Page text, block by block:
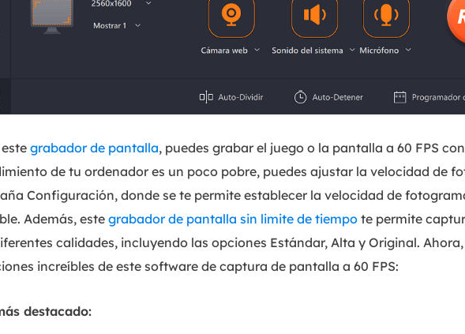
grabador de pantalla, puedes grabar el juego o la pantalla a 60 FPS
de tu ordenador es un poco pobre, puedes ajustar la velocidad de
Configuración, donde se te permite establecer la velocidad de
Además, este grabador de pantalla sin limite de tiempo te permite
calidades, incluyendo las opciones Estándar, Alta y Original.
increíbles de este software de captura de pantalla a 60 FPS:
destacado: